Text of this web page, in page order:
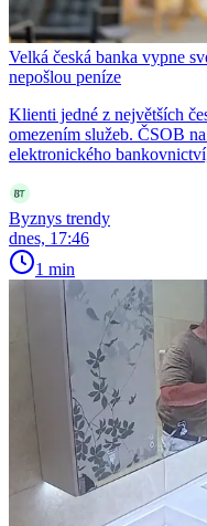
Velká česká banka vypne
nepošlou peníze
Klienti jedné z největších
omezením služeb. ČSOB
elektronického
Byznys trendy
dnes, 17:46
1 min